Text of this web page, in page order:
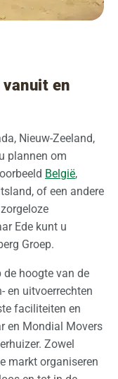
en
Nieuw-Zeeland,
plannen om
België,
of een andere
Ede kunt u
Groep.
de hoogte van de
en uitvoerrechten
faciliteiten en
en Mondial Movers
Zowel
markt organiseren